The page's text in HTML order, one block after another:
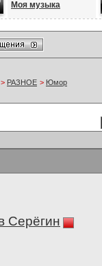
Моя музыка
> РАЗНОЕ > Юмор
Серёгин